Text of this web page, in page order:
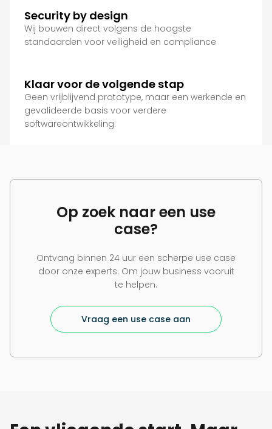
Security by design
Wij bouwen direct volgens de hoogste
standaarden voor veiligheid en compliance
Klaar voor de volgende stap
Geen vrijblijvend prototype, maar een werkende en
gevalideerde basis voor verdere
softwareontwikkeling.
Op zoek naar een use
case?
Ontvang binnen 24 uur een scherpe use case
door onze experts. Om jouw business vooruit
te helpen.
Vraag een use case aan